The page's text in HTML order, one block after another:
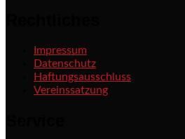
Impressum
Datenschutz
Haftungsausschluss
Vereinssatzung